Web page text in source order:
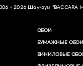
- 2026 Шоу-рум “BACCARA
ОБОИ
БУМАЖНЫЕ ОБОИ
ВИНИЛОВЫЕ